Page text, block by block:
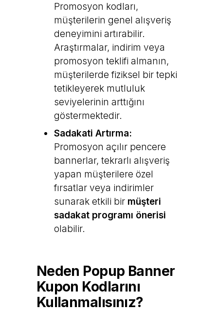
Promosyon kodları,
müşterilerin genel alışveriş
deneyimini artırabilir.
Araştırmalar, indirim veya
promosyon teklifi almanın,
müşterilerde fiziksel bir tepki
tetikleyerek mutluluk
seviyelerinin arttığını
göstermektedir.
Sadakati Artırma:
Promosyon açılır pencere
bannerlar, tekrarlı alışveriş
yapan müşterilere özel
fırsatlar veya indirimler
sunarak etkili bir müşteri
sadakat programı önerisi
olabilir.
Neden Popup Banner
Kupon Kodlarını
Kullanmalısınız?